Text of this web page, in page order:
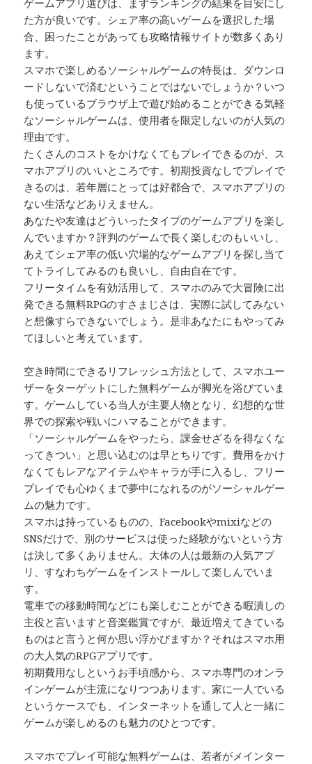
た方が良いです。シェア率の高いゲームを選択した場
合、困ったことがあっても攻略情報サイトが数多くあり
ます。
スマホで楽しめるソーシャルゲームの特長は、ダウンロ
ードしないで済むということではないでしょうか？いつ
も使っているブラウザ上で遊び始めることができる気軽
なソーシャルゲームは、使用者を限定しないのが人気の
理由です。
たくさんのコストをかけなくてもプレイできるのが、ス
マホアプリのいいところです。初期投資なしでプレイで
きるのは、若年層にとっては好都合で、スマホアプリの
ない生活などありえません。
あなたや友達はどういったタイプのゲームアプリを楽し
んでいますか？評判のゲームで長く楽しむのもいいし、
あえてシェア率の低い穴場的なゲームアプリを探し当て
てトライしてみるのも良いし、自由自在です。
フリータイムを有効活用して、スマホのみで大冒険に出
発できる無料RPGのすさまじさは、実際に試してみない
と想像すらできないでしょう。是非あなたにもやってみ
てほしいと考えています。
空き時間にできるリフレッシュ方法として、スマホユー
ザーをターゲットにした無料ゲームが脚光を浴びていま
す。ゲームしている当人が主要人物となり、幻想的な世
界での探索や戦いにハマることができます。
「ソーシャルゲームをやったら、課金せざるを得なくな
ってきつい」と思い込むのは早とちりです。費用をかけ
なくてもレアなアイテムやキャラが手に入るし、フリー
プレイでも心ゆくまで夢中になれるのがソーシャルゲー
ムの魅力です。
スマホは持っているものの、Facebookやmixiなどの
SNSだけで、別のサービスは使った経験がないという方
は決して多くありません。大体の人は最新の人気アプ
リ、すなわちゲームをインストールして楽しんでいま
す。
電車での移動時間などにも楽しむことができる暇潰しの
主役と言いますと音楽鑑賞ですが、最近増えてきている
ものはと言うと何か思い浮かびますか？それはスマホ用
の大人気のRPGアプリです。
初期費用なしというお手頃感から、スマホ専門のオンラ
インゲームが主流になりつつあります。家に一人でいる
というケースでも、インターネットを通して人と一緒に
ゲームが楽しめるのも魅力のひとつです。
スマホでプレイ可能な無料ゲームは、若者がメインター